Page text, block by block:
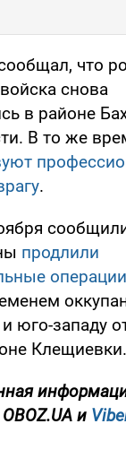
что
снова
в районе
В то же
.
продлили
операции
юго-западу
Клещиевки.
OBOZ.UA и